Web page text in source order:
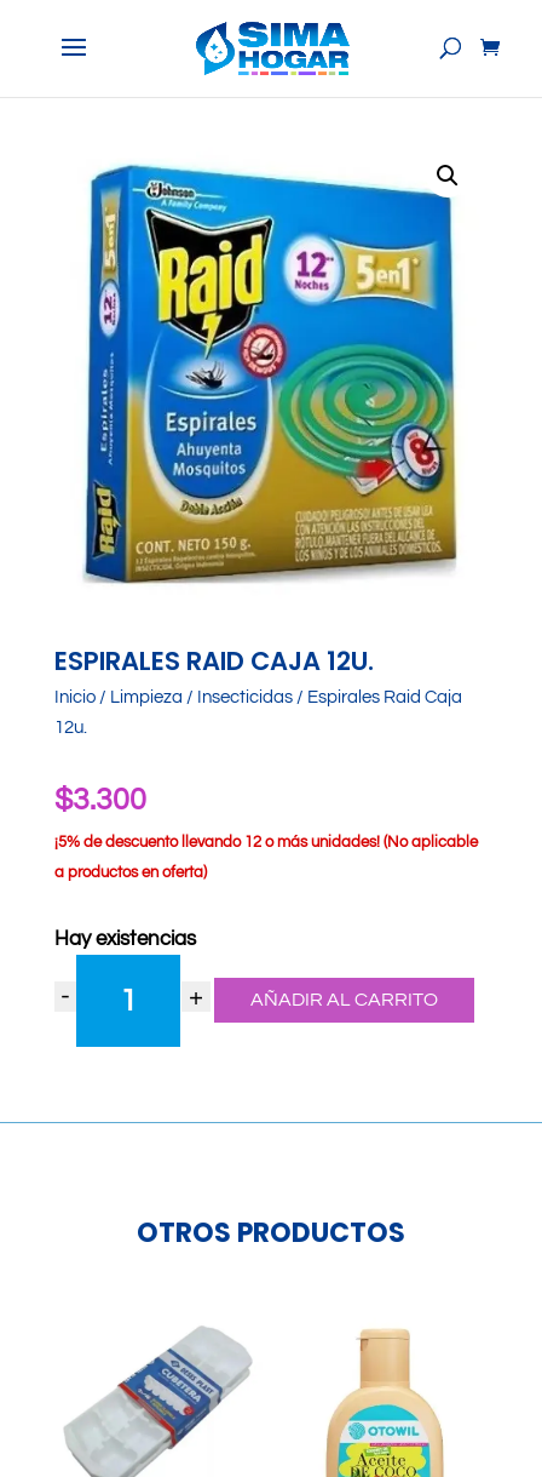
ESPIRALES RAID CAJA 12U.
Inicio/ Limpieza / Insecticidas/ Espirales Raid Caja
12u.
$3.300
¡5% de descuento llevando 12 o más unidades! (No aplicable
a productos en oferta)
Hay existencias
-
Raid
+ AÑADIR AL CARRITO
OTROS PRODUCTOS